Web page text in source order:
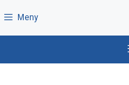
til
Meny